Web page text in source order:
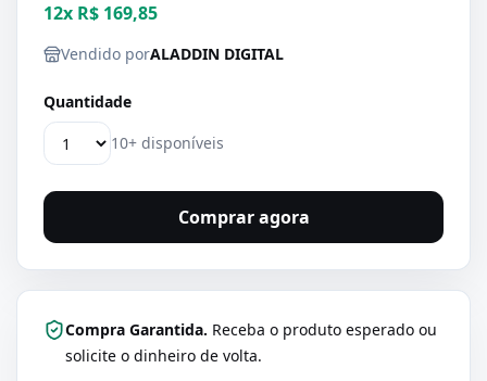
12x R$ 169,85
Vendido porALADDIN DIGITAL
Quantidade
10+ disponíveis
Comprar agora
Compra Garantida. Receba o produto esperado ou
solicite o dinheiro de volta.